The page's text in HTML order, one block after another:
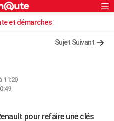
et démarches
Sujet Suivant
11:20
pour refaire une clés